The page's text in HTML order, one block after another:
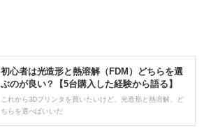
初心者は光造形と熱溶解（FDM）どちらを選
ぶのが良い？【5台購入した経験から語る】
これから3Dプリンタを買いたいけど、光造形と熱溶解、ど
ちらを選べばいいだ